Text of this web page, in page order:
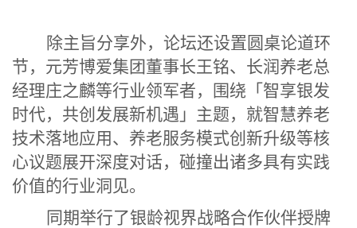
除主旨分享外，论坛还设置圆桌论道环
节，元芳博爱集团董事长王铭、长润养老总
经理庄之麟等行业领军者，围绕「智享银发
时代，共创发展新机遇」主题，就智慧养老
技术落地应用、养老服务模式创新升级等核
心议题展开深度对话，碰撞出诸多具有实践
价值的行业洞见。
同期举行了银龄视界战略合作伙伴授牌